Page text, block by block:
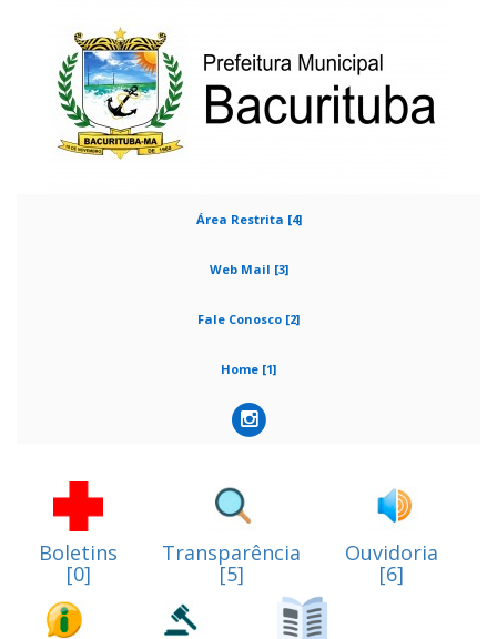
Área Restrita [4]
Web Mail [3]
Fale Conosco [2]
Home [1]
Boletins
[0]
Transparência
[5]
Ouvidoria
[6]